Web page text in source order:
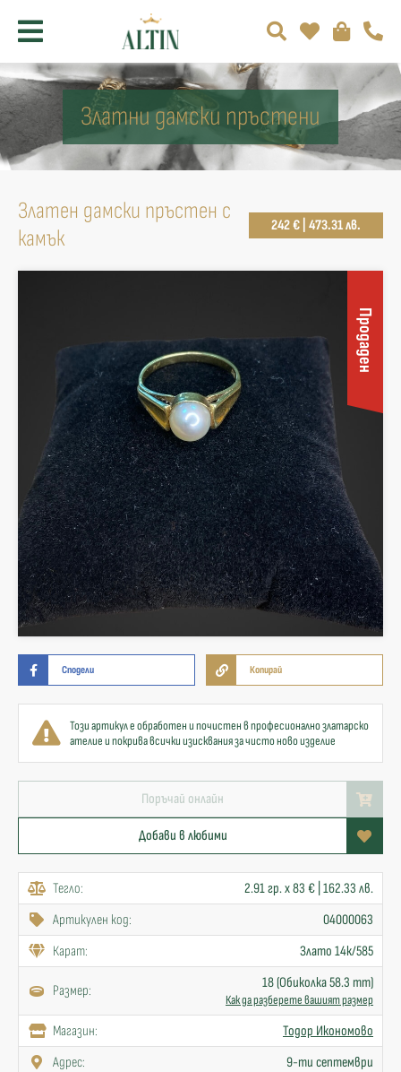
Златни дамски пръстени
Златен дамски пръстен с
камък
242 € | 473.31 лв.
Продаден
Сподели Копирай
Този артикул е обработен и почистен в професионално златарско
ателие и покрива всички изисквания за чисто ново изделие
Поръчай онлайн
Добави в любими
Тегло:
2.91 гр. x 83 € | 162.33 лв.
Артикулен код:
04000063
Карат:
Злато 14к/585
Размер: 18 (Обиколка 58.3 mm)
Как да разберете вашият размер
Mагазин:
Тодор Икономово
Адрес:
9-ти септември